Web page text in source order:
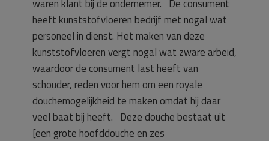
waren klant bij de ondernemer. De consument
heeft kunststofvloeren bedrijf met nogal wat
personeel in dienst. Het maken van deze
kunststofvloeren vergt nogal wat zware arbeid,
waardoor de consument last heeft van
schouder, reden voor hem om een royale
douchemogelijkheid te maken omdat hij daar
veel baat bij heeft. Deze douche bestaat uit
[een grote hoofddouche en zes